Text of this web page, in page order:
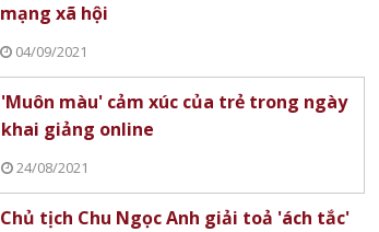
mạng xã hội
04/09/2021
'Muôn màu' cảm xúc của trẻ trong ngày
khai giảng online
24/08/2021
Chủ tịch Chu Ngọc Anh giải toả 'ách tắc'